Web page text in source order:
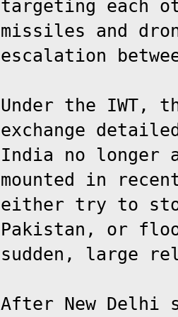
targeting each
missiles and
escalation
Under the IWT,
exchange
India no longer
mounted in
either try to
Pakistan, or
sudden, large
After New Delhi